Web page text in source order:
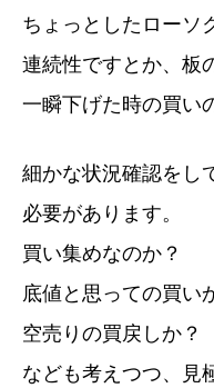
ちょっとしたローソ
連続性ですとか、板
一瞬下げた時の買い
細かな状況確認をし
必要があります。
買い集めなのか？
底値と思っての買い
空売りの買戻しか？
なども考えつつ、見